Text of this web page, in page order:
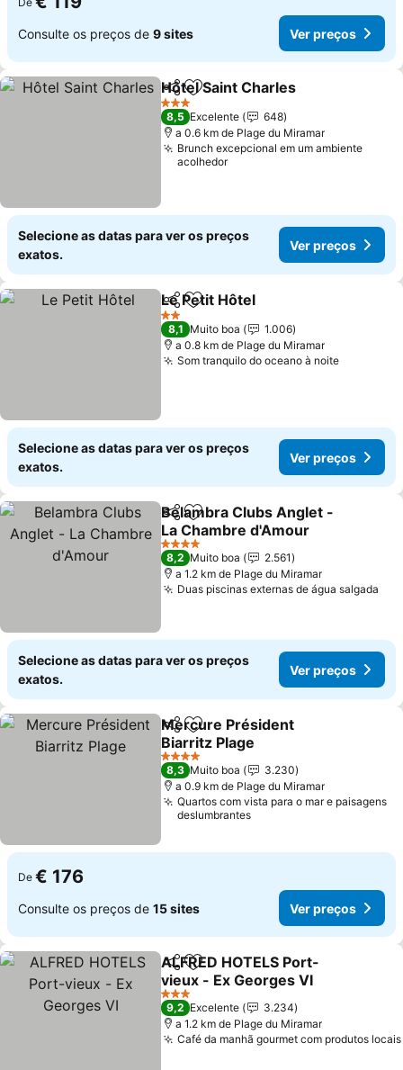
Consulte os preços de 9 sites Ver preços
PartilharAdicionar aos favoritos
Hôtel Saint Charles
3 Estrelas
8,5 Excelente
648
a 0.6 km de Plage du Miramar
Brunch excepcional em um ambiente
acolhedor
Selecione as datas para ver os preços
exatos.
Ver preços
PartilharAdicionar aos favoritos
Le Petit Hôtel
2 Estrelas
8,1 Muito boa
1.006
a 0.8 km de Plage du Miramar
Som tranquilo do oceano à noite
Selecione as datas para ver os preços
exatos.
Ver preços
PartilharAdicionar aos favoritos
Belambra Clubs Anglet -
La Chambre d'Amour
4 Estrelas
8,2 Muito boa
2.561
a 1.2 km de Plage du Miramar
Duas piscinas externas de água salgada
Selecione as datas para ver os preços
exatos.
Ver preços
PartilharAdicionar aos favoritos
Mercure Président
Biarritz Plage
4 Estrelas
8,3 Muito boa
3.230
a 0.9 km de Plage du Miramar
Quartos com vista para o mar e paisagens
deslumbrantes
De € 176
Consulte os preços de 15 sites Ver preços
PartilharAdicionar aos favoritos
ALFRED HOTELS Port-
vieux - Ex Georges VI
3 Estrelas
9,2 Excelente
3.234
a 1.2 km de Plage du Miramar
Café da manhã gourmet com produtos locais